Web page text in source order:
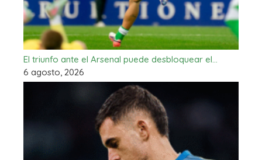
El triunfo ante el Arsenal puede desbloquear el…
6 agosto, 2026